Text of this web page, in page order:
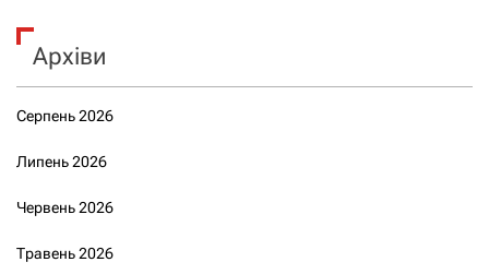
Архіви
Серпень 2026
Липень 2026
Червень 2026
Травень 2026